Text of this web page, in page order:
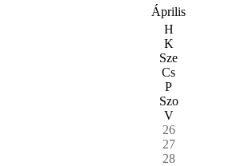
Április
H
K
Sze
Cs
P
Szo
V
26
27
28